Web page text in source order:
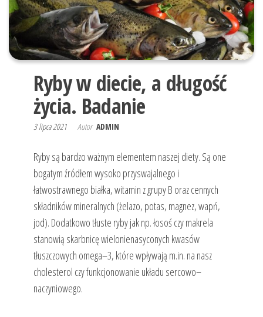
"APETYT
NA
ŻYCIE" |
Wrocław
plany
żywieniowe.
Dobór diet
leczniczych.
Diety
odchudzające.
Dietoterapia i
konsultacje.
kliniczny
Poradnia
Żywieniowa
„Apetyt na
Życie” z Wami
już od 2010
Ryby w diecie, a długość
życia. Badanie
3 lipca 2021 Autor ADMIN
Ryby są bardzo ważnym elementem naszej diety. Są one
bogatym źródłem wysoko przyswajalnego i
łatwostrawnego białka, witamin z grupy B oraz cennych
składników mineralnych (żelazo, potas, magnez, wapń,
jod). Dodatkowo tłuste ryby jak np. łosoś czy makrela
stanowią skarbnicę wielonienasyconych kwasów
tłuszczowych omega–3, które wpływają m.in. na nasz
cholesterol czy funkcjonowanie układu sercowo–
naczyniowego.